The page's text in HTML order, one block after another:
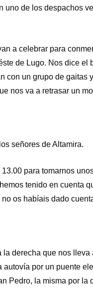
de los despachos
a celebrar para
de Lugo. Nos dice el
con un grupo de gaitas
nos va a retrasar un
señores de Altamira.
para tomarnos
tenido en cuenta
os habíais dado
derecha que nos
por un puente
Pedro, la misma por la